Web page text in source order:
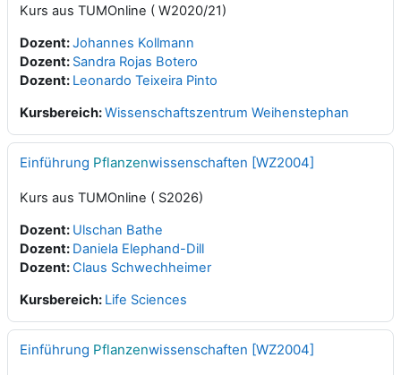
Kurs aus TUMOnline ( W2020/21)
Dozent:Johannes Kollmann
Dozent: Sandra Rojas Botero
Dozent: Leonardo Teixeira Pinto
Kursbereich:Wissenschaftszentrum Weihenstephan
Einführung Pflanzenwissenschaften [WZ2004]
Kurs aus TUMOnline ( S2026)
Dozent: Ulschan Bathe
Dozent: Daniela Elephand-Dill
Dozent:Claus Schwechheimer
Kursbereich: Life Sciences
Einführung Pflanzenwissenschaften [WZ2004]